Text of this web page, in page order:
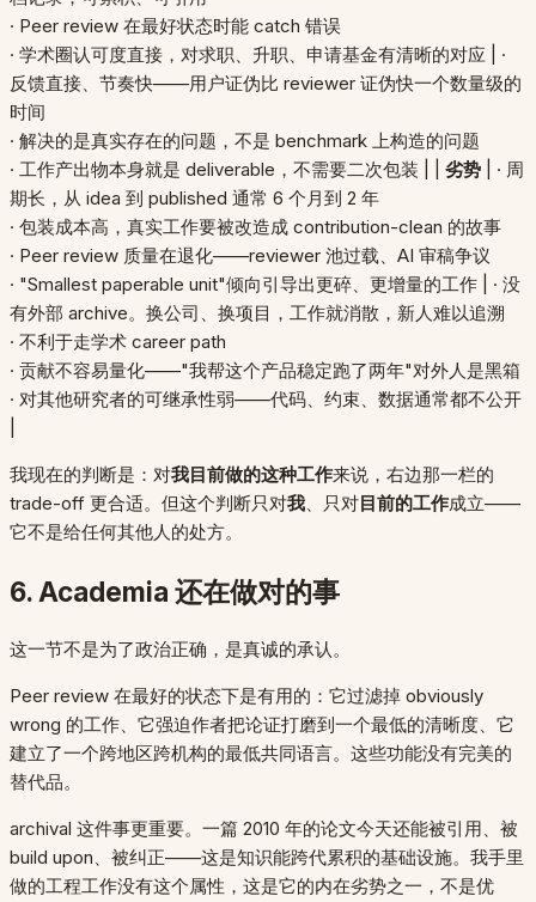
· Peer review 在最好状态时能 catch 错误
· 学术圈认可度直接，对求职、升职、申请基金有清晰的对应 | ·
反馈直接、节奏快——用户证伪比 reviewer 证伪快一个数量级的
时间
· 解决的是真实存在的问题，不是 benchmark 上构造的问题
· 工作产出物本身就是 deliverable，不需要二次包装 | | 劣势 | · 周
期长，从 idea 到 published 通常 6 个月到 2 年
· 包装成本高，真实工作要被改造成 contribution-clean 的故事
· Peer review 质量在退化——reviewer 池过载、AI 审稿争议
· "Smallest paperable unit"倾向引导出更碎、更增量的工作 | · 没
有外部 archive。换公司、换项目，工作就消散，新人难以追溯
· 不利于走学术 career path
· 贡献不容易量化——"我帮这个产品稳定跑了两年"对外人是黑箱
· 对其他研究者的可继承性弱——代码、约束、数据通常都不公开
我现在的判断是：对我目前做的这种工作来说，右边那一栏的
trade-off 更合适。但这个判断只对我、只对目前的工作成立——
它不是给任何其他人的处方。
6. Academia 还在做对的事
这一节不是为了政治正确，是真诚的承认。
Peer review 在最好的状态下是有用的：它过滤掉 obviously
wrong 的工作、它强迫作者把论证打磨到一个最低的清晰度、它
建立了一个跨地区跨机构的最低共同语言。这些功能没有完美的
替代品。
archival 这件事更重要。一篇 2010 年的论文今天还能被引用、被
build upon、被纠正——这是知识能跨代累积的基础设施。我手里
做的工程工作没有这个属性，这是它的内在劣势之一，不是优